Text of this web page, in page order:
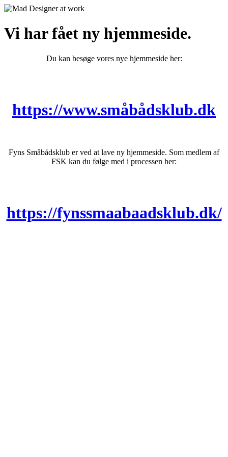
Vi har fået ny hjemmeside.
Du kan besøge vores nye hjemmeside her:
https://www.småbådsklub.dk
Fyns Småbådsklub er ved at lave ny hjemmeside. Som medlem af
FSK kan du følge med i processen her:
https://fynssmaabaadsklub.dk/